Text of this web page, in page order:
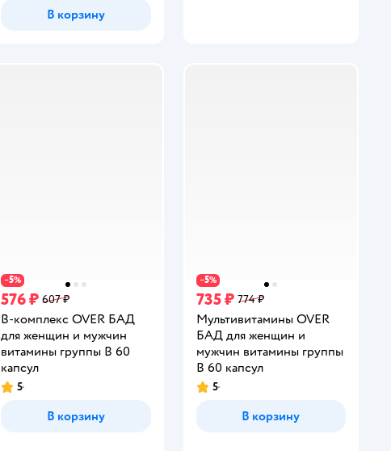
В корзину
−5%
576 ₽ 607 ₽
В-комплекс OVER БАД
для женщин и мужчин
витамины группы В 60
капсул
Рейтинг:
5
В корзину
−5%
735 ₽ 774 ₽
Мультивитамины OVER
БАД для женщин и
мужчин витамины группы
В 60 капсул
Рейтинг:
5
В корзину